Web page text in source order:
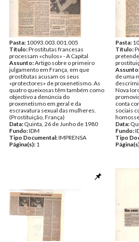
Pasta: 10093.003.001.005
Título:Prostitutas francesas
processam «chulos» - A Capital
Assunto:Artigo sobre o primeiro
julgamento em França, em que
prostitutas acusam os seus
«protectores» de proxenetismo. As
quatro queixosas têm também como
objectivo a denúncia do
proxenetismo em geral e da
escravatura sexual das mulheres.
(Prostituição, França)
Data: Quinta, 26 de Junho de 1980
Fundo:IDM
Tipo Documental:IMPRENSA
Página(s): 1
Pasta:
Título:
de uma
Nova
conta
sociais
Data:
Fundo:
Tipo